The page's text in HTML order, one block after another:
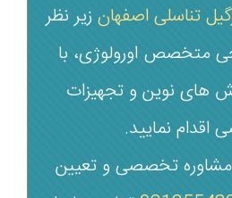
تناسلی اصفهان زیر نظر
متخصص اورولوژی، با
های نوین و تجهیزات
نمایید.
تخصصی و تعیین